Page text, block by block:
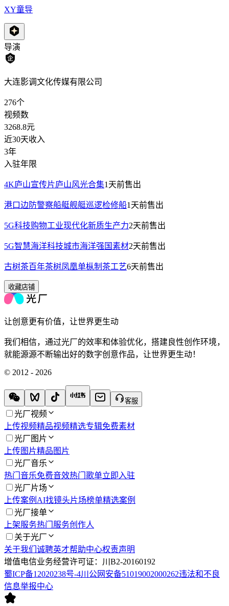
XY童导
导演
大连影调文化传媒有限公司
276个
视频数
3268.8元
近30天收入
3年
入驻年限
4K庐山宣传片庐山风光合集1天前售出
港口边防警察船艇舰艇巡逻检修船1天前售出
5G科技购物工业现代化新质生产力2天前售出
5G智慧海洋科技城市海洋强国素材2天前售出
古树茶百年茶树凤凰单枞制茶工艺6天前售出
收藏店铺
让创意更有价值，让世界更生动
我们相信，通过光厂的效率和体验优化，搭建良性创作环境，
就能源源不断输出好的数字创意作品，让世界更生动！
© 2012 - 2026
客服
光厂视频
上传视频精品视频精选专辑免费素材
光厂图片
上传图片精品图片
光厂音乐
热门音乐免费音效热门歌单立即入驻
光厂片场
上传案例 AI找镜头片场榜单精选案例
光厂接单
上架服务热门服务创作人
关于光厂
关于我们 诚聘英才帮助中心权责声明
增值电信业务经营许可证：川B2-20160192
蜀ICP备12020238号-4川公网安备51019002000262违法和不良
信息举报中心